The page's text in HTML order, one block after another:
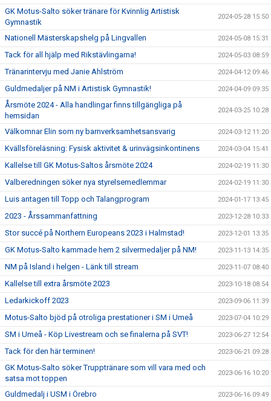
GK Motus-Salto söker tränare för Kvinnlig Artistisk
Gymnastik
2024-05-28 15:50
Nationell Mästerskapshelg på Lingvallen 2024-05-08 15:31
Tack för all hjälp med Rikstävlingarna! 2024-05-03 08:59
Tränarintervju med Janie Ahlström 2024-04-12 09:46
Guldmedaljer på NM i Artistisk Gymnastik! 2024-04-09 09:35
Årsmöte 2024 - Alla handlingar finns tillgängliga på
hemsidan
2024-03-25 10:28
Välkomnar Elin som ny barnverksamhetsansvarig 2024-03-12 11:20
Kvällsföreläsning: Fysisk aktivitet & urinvägsinkontinens 2024-03-04 15:41
Kallelse till GK Motus-Saltos årsmöte 2024 2024-02-19 11:30
Valberedningen söker nya styrelsemedlemmar 2024-02-19 11:30
Luis antagen till Topp och Talangprogram 2024-01-17 13:45
2023 - Årssammanfattning 2023-12-28 10:33
Stor succé på Northern Europeans 2023 i Halmstad! 2023-12-01 13:35
GK Motus-Salto kammade hem 2 silvermedaljer på NM! 2023-11-13 14:35
NM på Island i helgen - Länk till stream 2023-11-07 08:40
Kallelse till extra årsmöte 2023 2023-10-18 08:54
Ledarkickoff 2023 2023-09-06 11:39
Motus-Salto bjöd på otroliga prestationer i SM i Umeå 2023-07-04 10:29
SM i Umeå - Köp Livestream och se finalerna på SVT! 2023-06-27 12:54
Tack för den här terminen! 2023-06-21 09:28
GK Motus-Salto söker Trupptränare som vill vara med och
satsa mot toppen
2023-06-16 10:20
Guldmedalj i USM i Örebro 2023-06-16 09:49